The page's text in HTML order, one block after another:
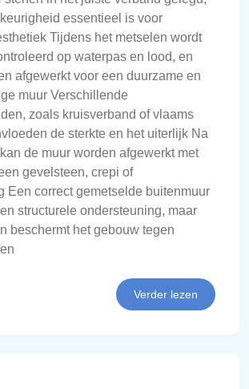
essentieel is voor
Tijdens het metselen wordt
op waterpas en lood, en
afgewerkt voor een duurzame en
muur Verschillende
zoals kruisverband of vlaams
de sterkte en het uiterlijk Na
de muur worden afgewerkt met
gevelsteen, crepi of
Een correct gemetselde buitenmuur
structurele ondersteuning, maar
beschermt het gebouw tegen
Verder lezen